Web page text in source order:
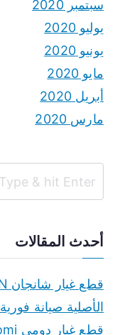
سبتمبر 2020
يوليو 2020
يونيو 2020
مايو 2020
أبريل 2020
مارس 2020
أحدث المقالات
الأصلية صيانة فورية